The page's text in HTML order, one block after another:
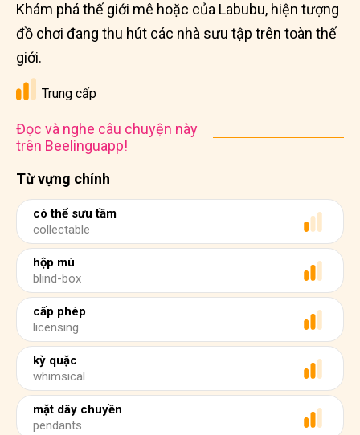
Từ vựng chính
có thể sưu tầm
collectable
hộp mù
blind-box
cấp phép
licensing
kỳ quặc
whimsical
mặt dây chuyền
pendants
Khám phá thế giới mê hoặc của Labubu, hiện tượng
đồ chơi đang thu hút các nhà sưu tập trên toàn thế
giới.
Trung cấp
Đọc và nghe câu chuyện này
trên Beelinguapp!